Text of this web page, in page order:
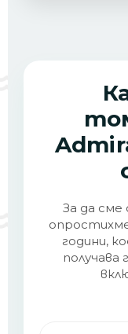
За да сме
години,
получава